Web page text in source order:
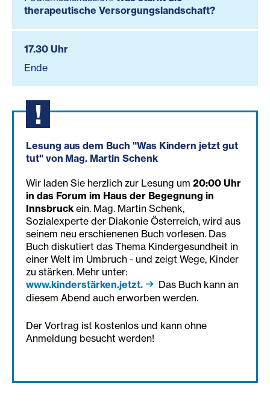
therapeutische Versorgungslandschaft?
17.30 Uhr
Ende
Lesung aus dem Buch "Was Kindern jetzt gut
tut" von Mag. Martin Schenk
Wir laden Sie herzlich zur Lesung um 20:00 Uhr
in das Forum im Haus der Begegnung in
Innsbruck ein. Mag. Martin Schenk,
Sozialexperte der Diakonie Österreich, wird aus
seinem neu erschienenen Buch vorlesen. Das
Buch diskutiert das Thema Kindergesundheit in
einer Welt im Umbruch - und zeigt Wege, Kinder
zu stärken. Mehr unter:
www.kinderstärken.jetzt.
Das Buch kann an
diesem Abend auch erworben werden.
Der Vortrag ist kostenlos und kann ohne
Anmeldung besucht werden!